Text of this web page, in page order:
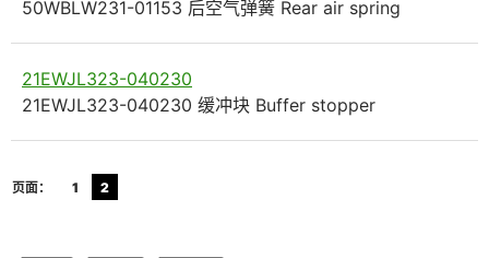
50WBLW231-01153 后空气弹簧 Rear air spring
21EWJL323-040230
21EWJL323-040230 缓冲块 Buffer stopper
页面： 1 2